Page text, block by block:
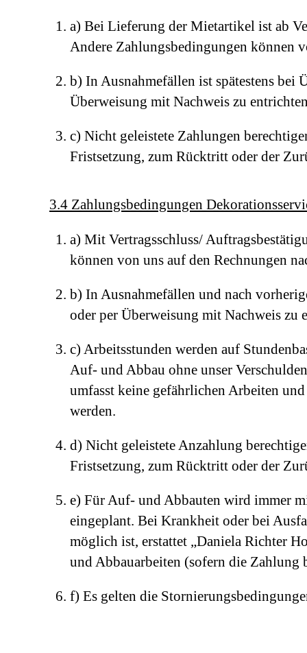
a) Bei Lieferung der Mietartikel ist ab
Andere Zahlungsbedingungen können
b) In Ausnahmefällen ist spätestens bei
Überweisung mit Nachweis zu
c) Nicht geleistete Zahlungen
Fristsetzung, zum Rücktritt oder der
3.4 Zahlungsbedingungen
a) Mit Vertragsschluss/
können von uns auf den Rechnungen
b) In Ausnahmefällen und nach
oder per Überweisung mit Nachweis zu
c) Arbeitsstunden werden auf
Auf- und Abbau ohne unser
umfasst keine gefährlichen Arbeiten
werden.
d) Nicht geleistete Anzahlung
Fristsetzung, zum Rücktritt oder der
e) Für Auf- und Abbauten wird immer
eingeplant. Bei Krankheit oder bei
möglich ist, erstattet „Daniela Richter
und Abbauarbeiten (sofern die Zahlung
f) Es gelten die